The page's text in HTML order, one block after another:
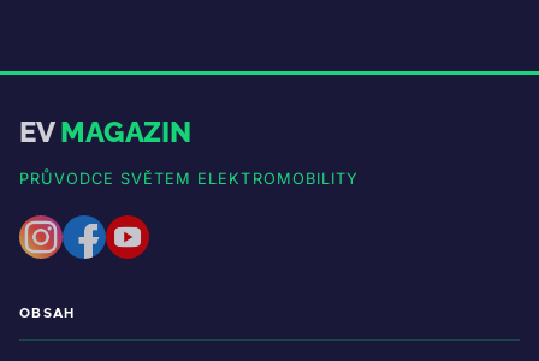
EVMAGAZIN
PRŮVODCE SVĚTEM ELEKTROMOBILITY
OBSAH